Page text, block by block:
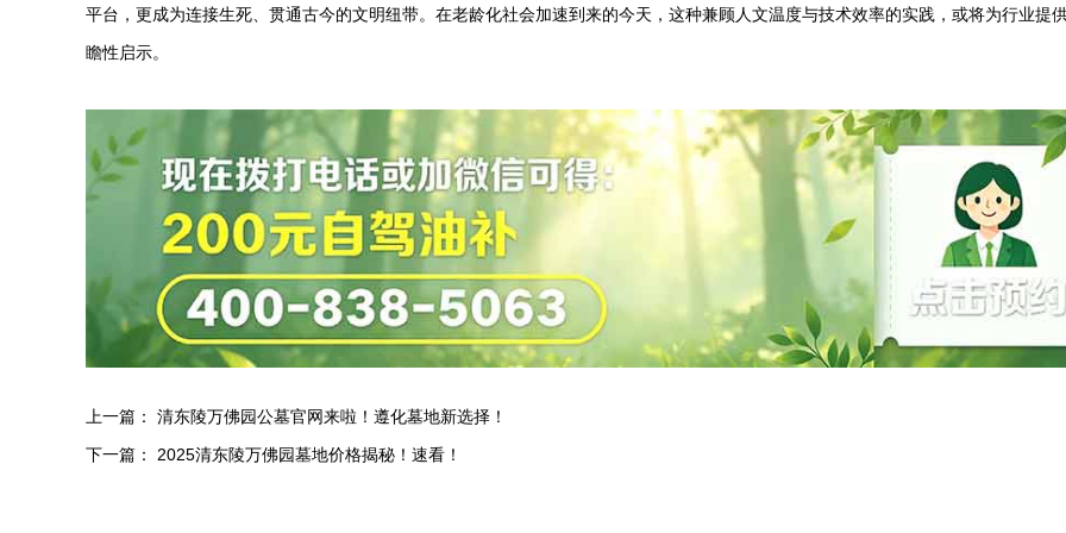
平台，更成为连接生死、贯通古今的文明纽带。在老龄化社会加速到来的今天，这种兼顾人文温度与技术效率的实践，或将为行业提
瞻性启示。
上一篇： 清东陵万佛园公墓官网来啦！遵化墓地新选择！
下一篇： 2025清东陵万佛园墓地价格揭秘！速看！